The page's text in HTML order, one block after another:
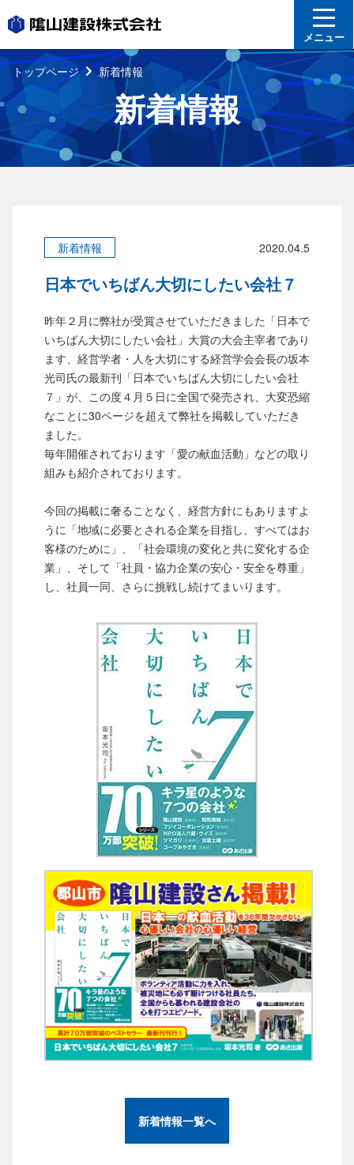
メニュー
トップページ 新着情報
新着情報
新着情報 2020.04.5
日本でいちばん大切にしたい会社７
昨年２月に弊社が受賞させていただきました「日本で
いちばん大切にしたい会社」大賞の大会主宰者であり
ます、経営学者・人を大切にする経営学会会長の坂本
光司氏の最新刊「日本でいちばん大切にしたい会社
７」が、この度４月５日に全国で発売され、大変恐縮
なことに30ページを超えて弊社を掲載していただき
ました。
毎年開催されております「愛の献血活動」などの取り
組みも紹介されております。
今回の掲載に奢ることなく、経営方針にもありますよ
うに「地域に必要とされる企業を目指し、すべてはお
客様のために」、「社会環境の変化と共に変化する企
業」、そして「社員・協力企業の安心・安全を尊重」
し、社員一同、さらに挑戦し続けてまいります。
新着情報一覧へ